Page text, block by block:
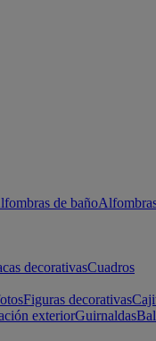
de baño
decorativasCuadros
Figuras decorativas
exteriorGuirnaldas